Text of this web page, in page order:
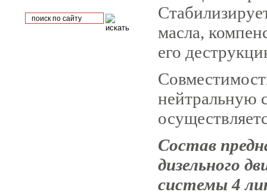
масла,
его
нейтральную
Состав
дизельного
системы 4